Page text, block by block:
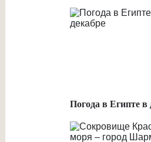
Погода в Египте в